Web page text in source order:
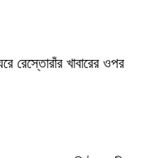
রেস্তোরাঁর খাবারের ওপর